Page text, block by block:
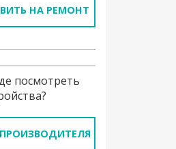
НА РЕМОНТ
посмотреть